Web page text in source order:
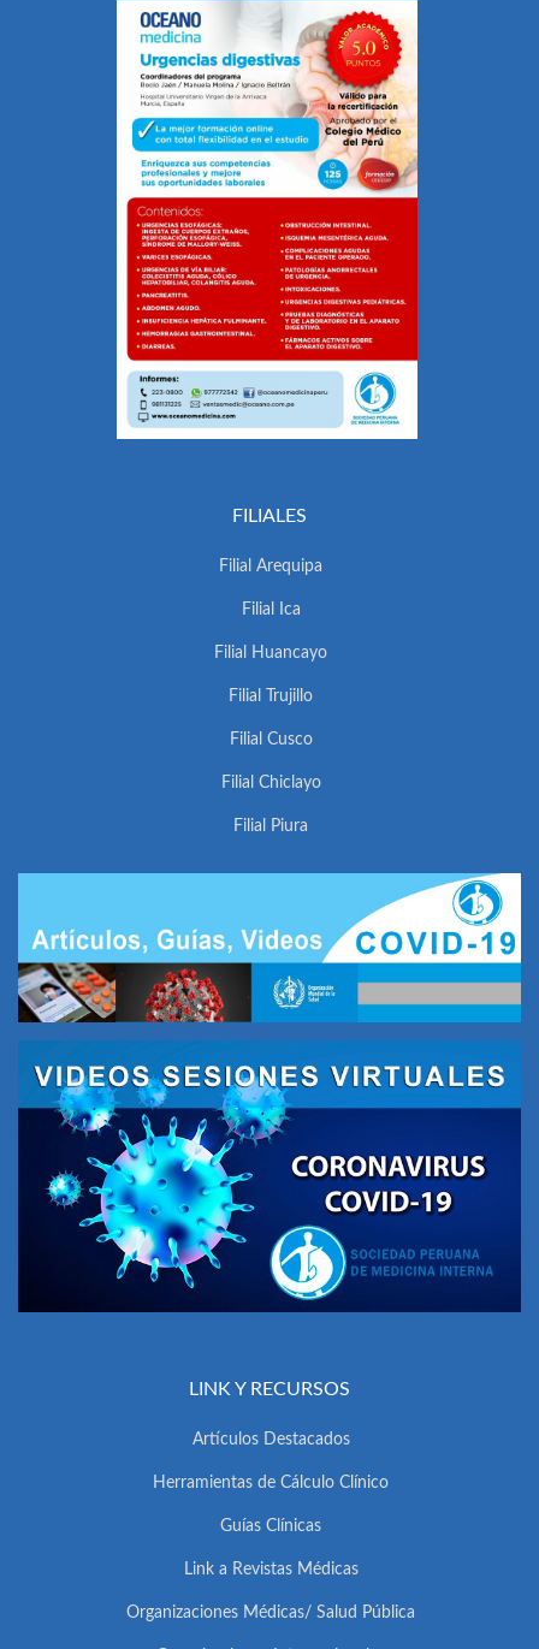
FILIALES
Filial Arequipa
Filial Ica
Filial Huancayo
Filial Trujillo
Filial Cusco
Filial Chiclayo
Filial Piura
LINK Y RECURSOS
Artículos Destacados
Herramientas de Cálculo Clínico
Guías Clínicas
Link a Revistas Médicas
Organizaciones Médicas/ Salud Pública